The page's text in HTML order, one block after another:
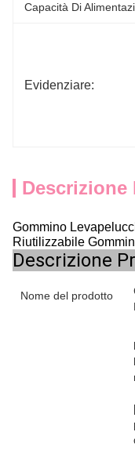
Capacità Di
Evidenziare:
Descrizione
Gommino
Riutilizzabile
Descrizione
Nome del prodotto